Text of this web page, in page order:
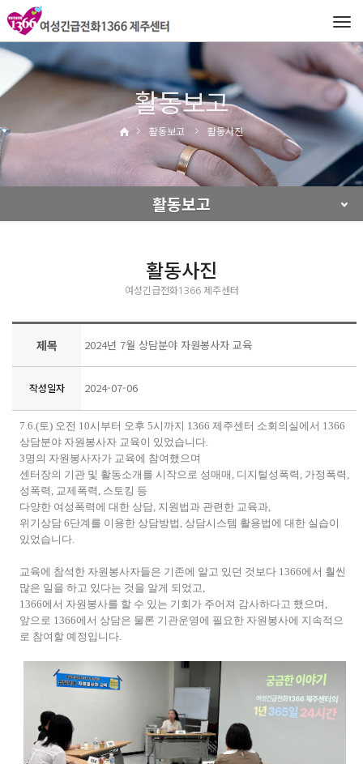
활동보고
활동보고 활동사진
활동보고
활동사진
여성긴급전화1366 제주센터
제목 2024년 7월 상담분야 자원봉사자 교육
작성일자 2024-07-06
7.6.(토) 오전 10시부터 오후 5시까지 1366 제주센터 소회의실에서 1366
상담분야 자원봉사자 교육이 있었습니다.
3명의 자원봉사자가 교육에 참여했으며
센터장의 기관 및 활동소개를 시작으로 성매매, 디지털성폭력, 가정폭력,
성폭력, 교제폭력, 스토킹 등
다양한 여성폭력에 대한 상담, 지원법과 관련한 교육과,
위기상담 6단계를 이용한 상담방법, 상담시스템 활용법에 대한 실습이
있었습니다.
교육에 참석한 자원봉사자들은 기존에 알고 있던 것보다 1366에서 훨씬
많은 일을 하고 있다는 것을 알게 되었고,
1366에서 자원봉사를 할 수 있는 기회가 주어져 감사하다고 했으며,
앞으로 1366에서 상담은 물론 기관운영에 필요한 자원봉사에 지속적으
로 참여할 예정입니다.